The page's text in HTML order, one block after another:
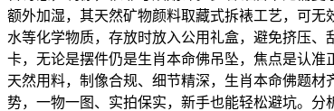
额外加湿，其天然矿物颜料取藏式拆裱工艺，可
水等化学物质，存放时放入公用礼盒，避免挤压
卡，无论是摆件仍是生肖本命佛吊坠，焦点是认准
天然用料，制像合规、细节精深，生肖本命佛题
势，一物一图、实拍保实，新手也能轻松避坑。